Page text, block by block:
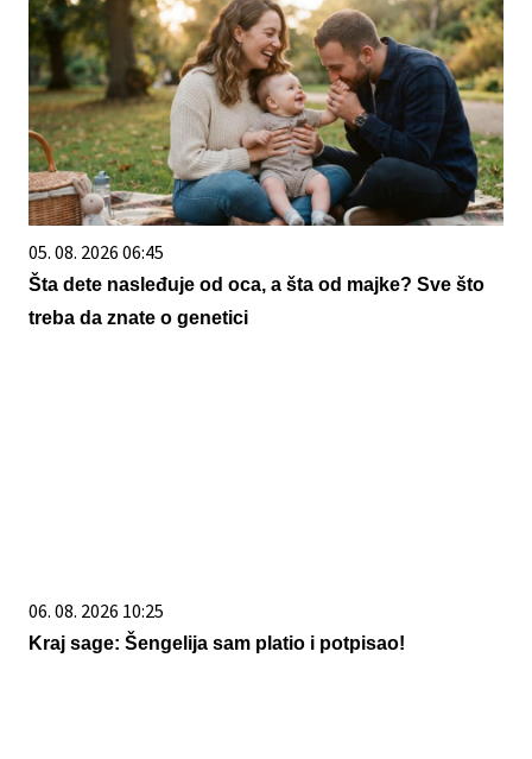
05. 08. 2026 06:45
Šta dete nasleđuje od oca, a šta od majke? Sve što
treba da znate o genetici
06. 08. 2026 10:25
Kraj sage: Šengelija sam platio i potpisao!